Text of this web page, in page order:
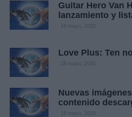
Guitar Hero Van
lanzamiento y
18 mayo, 2020
Love Plus: Ten
18 mayo, 2020
Nuevas
contenido
18 mayo, 2020